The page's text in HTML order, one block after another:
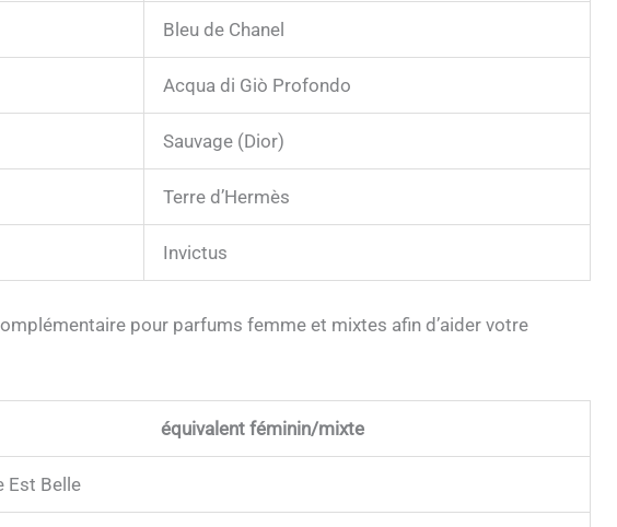
Bleu de Chanel
Acqua di Giò Profondo
Sauvage (Dior)
Terre d’Hermès
Invictus
pour parfums femme et mixtes afin d’aider votre
équivalent féminin/mixte
Est Belle